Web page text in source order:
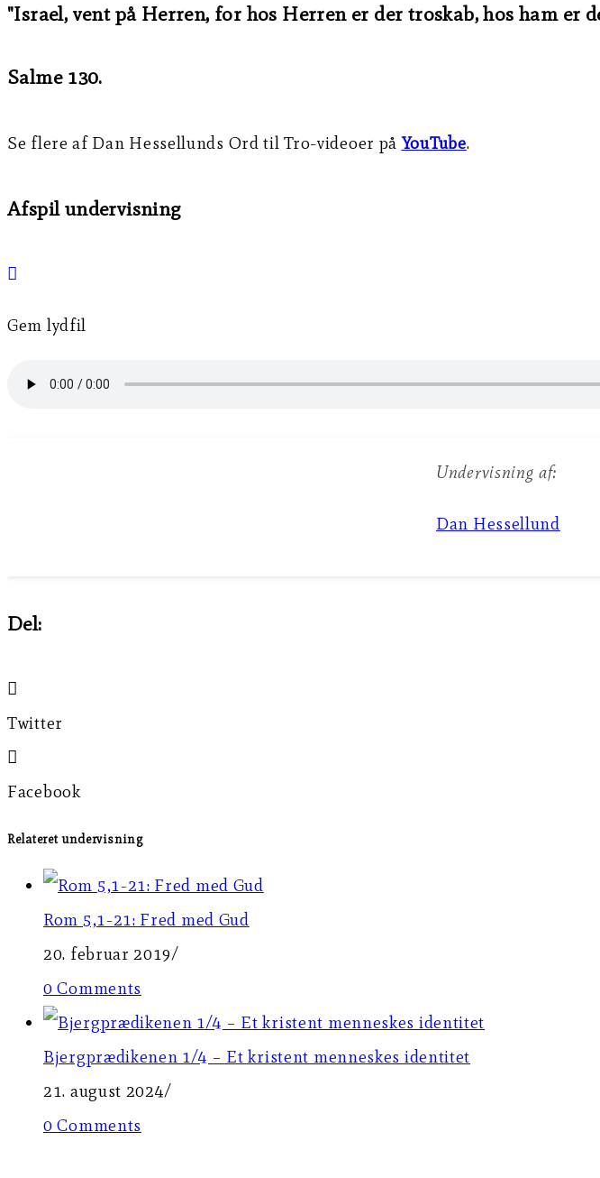
"Israel, vent på Herren, for hos Herren er der troskab, hos ham
Salme 130.
Se flere af Dan Hessellunds Ord til Tro-videoer påYouTube.
Afspil undervisning
Gem lydfil
Undervisning af:
Dan Hessellund
Del:
Twitter
Facebook
Relateret undervisning
Rom 5,1-21: Fred med Gud
20. februar 2019/
0 Comments
Bjergprædikenen 1/4 – Et kristent menneskes identitet
21. august 2024/
0 Comments